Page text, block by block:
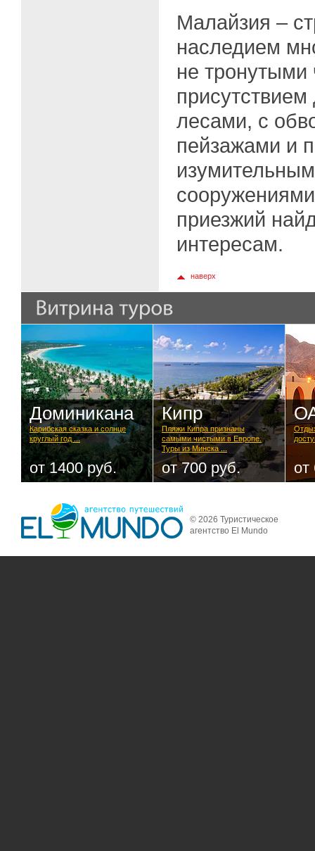
Малайзия –
наследием
не тронутыми
лесами, с
пейзажами и
приезжий
интересам.
наверх
Доминикана
Карибская сказка и солнце
круглый год ...
от 1400 руб.
Кипр
Пляжи Кипра признаны
самыми чистыми в Европе.
Туры из Минска
от 700 руб. от
© 2026 Туристическое
агентство El Mundo